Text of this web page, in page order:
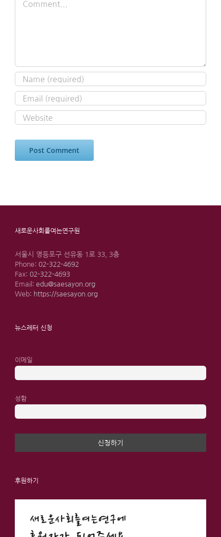
새로운사회를여는연구원
서울시 영등포구 선유동 1로 33, 3층
Phone: 02-322-4692
Fax: 02-322-4693
Email: edu@saesayon.org
Web: https://saesayon.org
뉴스레터 신청
이메일
성함
후원하기